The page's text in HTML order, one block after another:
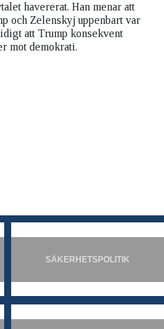
havererat. Han menar att
och Zelenskyj uppenbart var
att Trump konsekvent
mot demokrati.
SÄKERHETSPOLITIK